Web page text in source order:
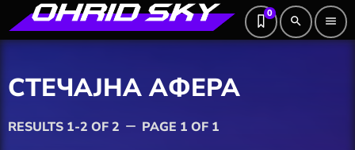
0
search menu
СТЕЧАЈНА АФЕРА
RESULTS 1-2 OF 2 remove PAGE 1 OF 1